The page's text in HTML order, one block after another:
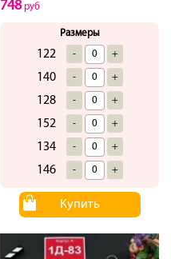
748руб
Размеры
122 - +
140 - +
128 - +
152 - +
134 - +
146 - +
Купить